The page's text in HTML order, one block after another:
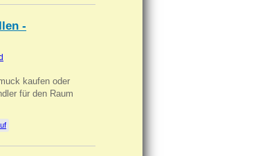
-
kaufen oder
für den Raum